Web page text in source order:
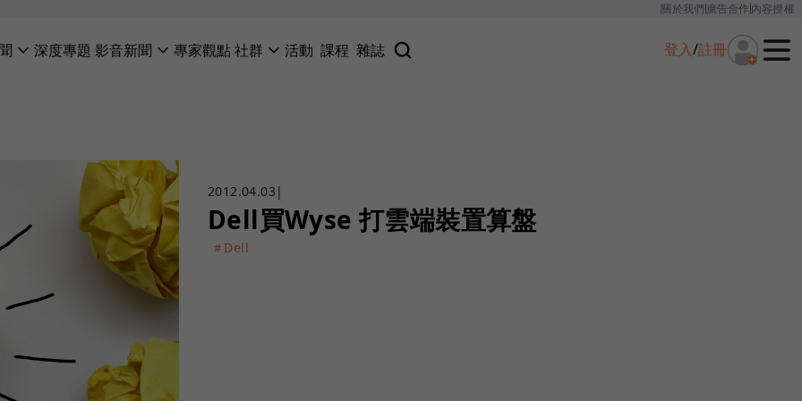
關於我們廣告合作內容授權
深度專題 影音新聞 專家觀點社群 活動 課程 雜誌 登入/註冊
2012.04.03 |
Dell買Wyse 打雲端裝置算盤
＃Dell